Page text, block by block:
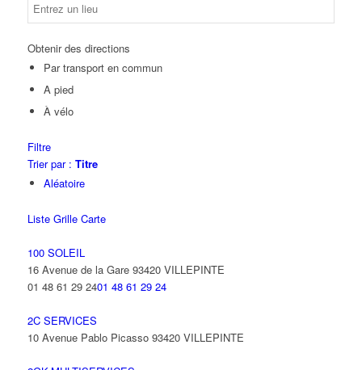
Obtenir des directions
Par transport en commun
A pied
À vélo
Filtre
Trier par : Titre
Aléatoire
Liste Grille Carte
100 SOLEIL
16 Avenue de la Gare 93420 VILLEPINTE
01 48 61 29 2401 48 61 29 24
2C SERVICES
10 Avenue Pablo Picasso 93420 VILLEPINTE